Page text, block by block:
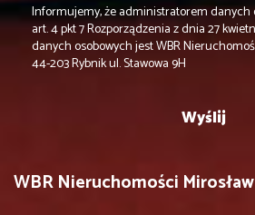
Informujemy, że administratorem danych
art. 4 pkt 7 Rozporządzenia z dnia 27
danych osobowych jest WBR
44-203 Rybnik ul. Stawowa 9H
WBR Nieruchomości